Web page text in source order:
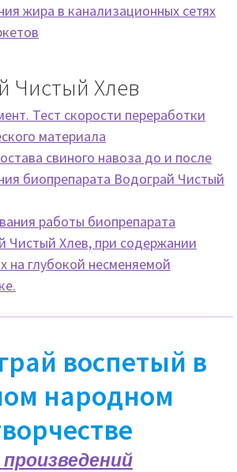
жира в канализационных сетях
Чистый Хлев
Тест скорости переработки
материала
свиного навоза до и после
биопрепарата Водограй Чистый
работы биопрепарата
Чистый Хлев, при содержании
на глубокой несменяемой
воспетый в
народном